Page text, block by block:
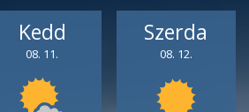
Kedd
08. 11.
Szerda
08. 12.